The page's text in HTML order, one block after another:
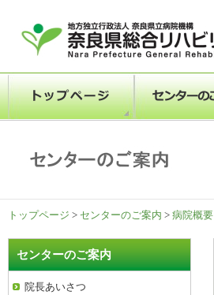
トップページ > センターのご案内 > 病院概要
センターのご案内
院長あいさつ